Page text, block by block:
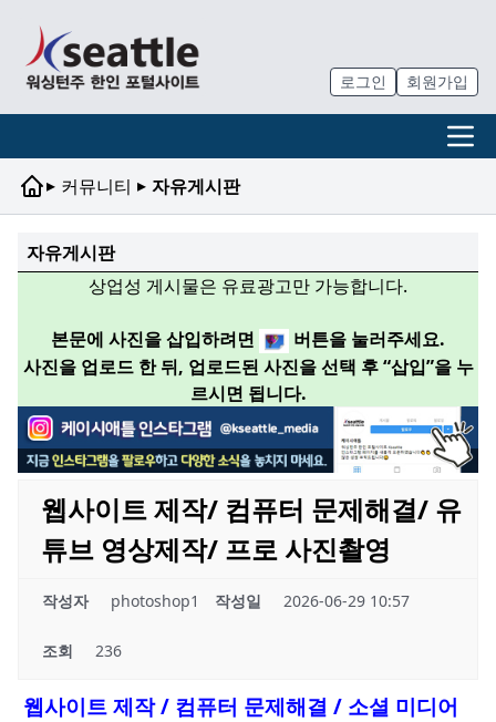
로그인 회원가입
▸ 커뮤니티 ▸ 자유게시판
자유게시판
상업성 게시물은 유료광고만 가능합니다.
본문에 사진을 삽입하려면
버튼을 눌러주세요.
사진을 업로드 한 뒤, 업로드된 사진을 선택 후 “삽입”을 누
르시면 됩니다.
웹사이트 제작/ 컴퓨터 문제해결/ 유
튜브 영상제작/ 프로 사진촬영
작성자 photoshop1 작성일 2026-06-29 10:57
조회 236
웹사이트 제작 / 컴퓨터 문제해결 / 소셜 미디어